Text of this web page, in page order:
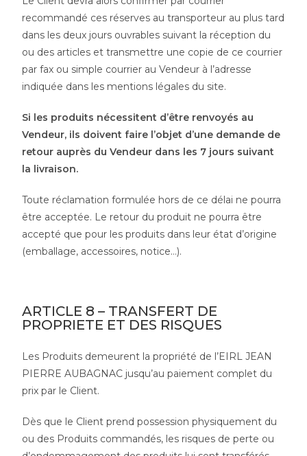
recommandé ces réserves au transporteur au plus tard
dans les deux jours ouvrables suivant la réception du
ou des articles et transmettre une copie de ce courrier
par fax ou simple courrier au Vendeur à l’adresse
indiquée dans les mentions légales du site.
Si les produits nécessitent d’être renvoyés au
Vendeur, ils doivent faire l’objet d’une demande de
retour auprès du Vendeur dans les 7 jours suivant
la livraison.
Toute réclamation formulée hors de ce délai ne pourra
être acceptée. Le retour du produit ne pourra être
accepté que pour les produits dans leur état d’origine
(emballage, accessoires, notice…).
ARTICLE 8 – TRANSFERT DE
PROPRIETE ET DES RISQUES
Les Produits demeurent la propriété de l’EIRL JEAN
PIERRE AUBAGNAC jusqu’au paiement complet du
prix par le Client.
Dès que le Client prend possession physiquement du
ou des Produits commandés, les risques de perte ou